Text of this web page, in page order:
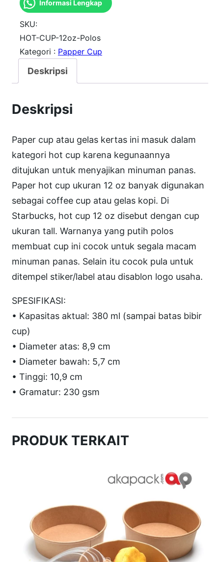
n
t
i
t
o
C
u
p
/
P
a
p
p
e
r
C
u
p
1
2
o
z
i
Informasi Lengkap
SKU:
HOT-CUP-12oz-Polos
Kategori : Papper Cup
Deskripsi
Deskripsi
Paper cup atau gelas kertas ini masuk dalam
kategori hot cup karena kegunaannya
ditujukan untuk menyajikan minuman panas.
Paper hot cup ukuran 12 oz banyak digunakan
sebagai coffee cup atau gelas kopi. Di
Starbucks, hot cup 12 oz disebut dengan cup
ukuran tall. Warnanya yang putih polos
membuat cup ini cocok untuk segala macam
minuman panas. Selain itu cocok pula untuk
ditempel stiker/label atau disablon logo usaha.
SPESIFIKASI:
• Kapasitas aktual: 380 ml (sampai batas bibir
cup)
• Diameter atas: 8,9 cm
• Diameter bawah: 5,7 cm
• Tinggi: 10,9 cm
• Gramatur: 230 gsm
PRODUK TERKAIT